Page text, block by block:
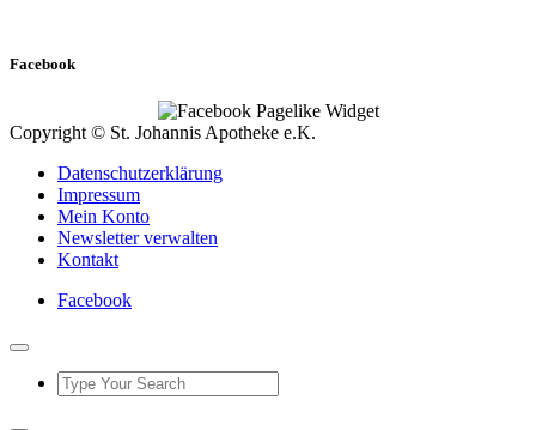
Facebook
Copyright © St. Johannis Apotheke e.K.
Datenschutzerklärung
Impressum
Mein Konto
Newsletter verwalten
Kontakt
Facebook